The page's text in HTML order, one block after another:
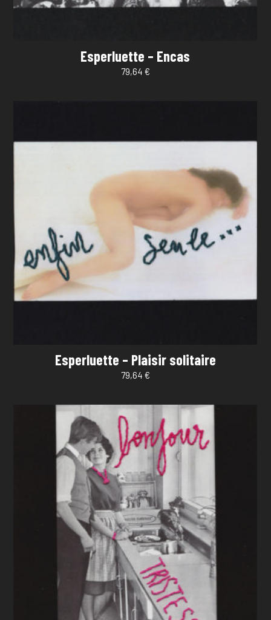
Esperluette – Encas
79,64 €
Esperluette – Plaisir solitaire
79,64 €